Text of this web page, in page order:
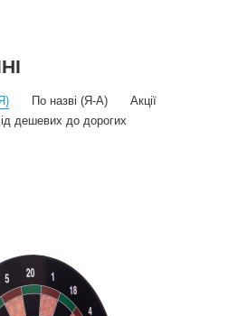
По назві (Я-А)
Акції
дешевих до дорогих